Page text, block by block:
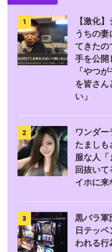
1
【激化
うちの
てきたの
手を公
「やつ
を皆さん
い」
2
ワンダー
たましも
服な人「
回抜い
イホに来
3
黒バラ軍
日テッ
われる行